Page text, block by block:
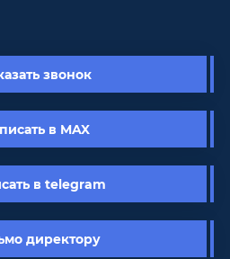
звонок
в MAX
в telegram
директору